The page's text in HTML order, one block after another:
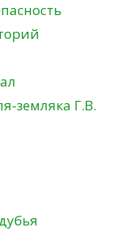
земляка Г.В.